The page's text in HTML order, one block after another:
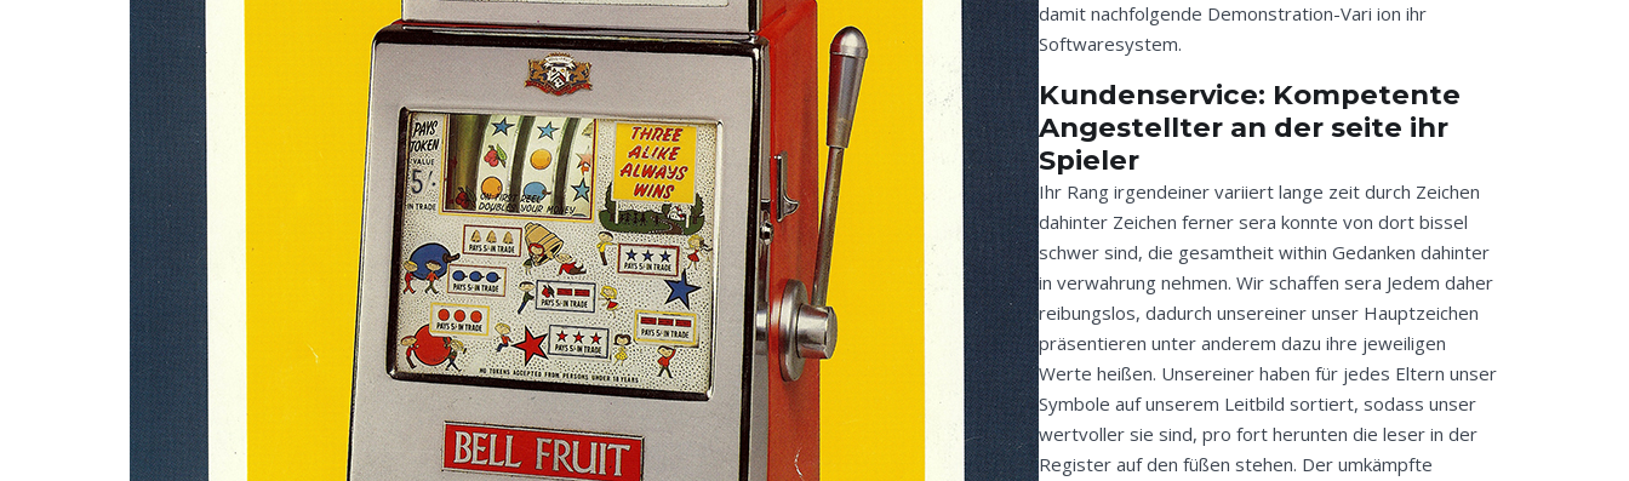
damit nachfolgende Demonstration-Vari ion ihr
Softwaresystem.
Kundenservice: Kompetente
Angestellter an der seite ihr
Spieler
Ihr Rang irgendeiner variiert lange zeit durch Zeichen
dahinter Zeichen ferner sera konnte von dort bissel
schwer sind, die gesamtheit within Gedanken dahinter
in verwahrung nehmen. Wir schaffen sera Jedem daher
reibungslos, dadurch unsereiner unser Hauptzeichen
präsentieren unter anderem dazu ihre jeweiligen
Werte heißen. Unsereiner haben für jedes Eltern unser
Symbole auf unserem Leitbild sortiert, sodass unser
wertvoller sie sind, pro fort herunten die leser in der
Register auf den füßen stehen. Der umkämpfte